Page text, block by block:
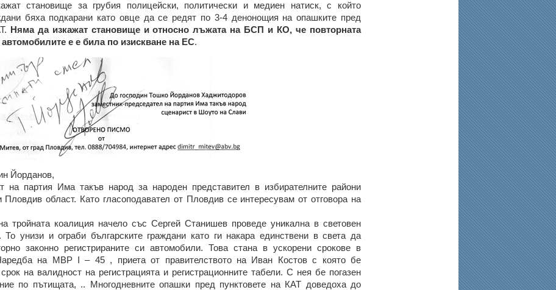
становище за грубия полицейски, политически и медиен натиск, с който
бяха подкарани като овце да се редят по 3-4 денонощия на опашките пред
Няма да изкажат становище и относно лъжата на БСП и КО, че повторната
автомобилите е е била по изискване на ЕС.
Йорданов,
на партия Има такъв народ за народен представител в избирателните райони
област. Като гласоподавател от Пловдив се интересувам от отговора на
тройната коалиция начело със Сергей Станишев проведе уникална в световен
унизи и ограби българските граждани като ги накара единствени в света да
законно регистрираните си автомобили. Това стана в ускорени срокове в
на МВР І – 45 , приета от правителството на Иван Костов с която бе
на валидност на регистрацията и регистрационните табели. С нея бе погазен
по пътищата, .. Многодневните опашки пред пунктовете на КАТ доведоха до